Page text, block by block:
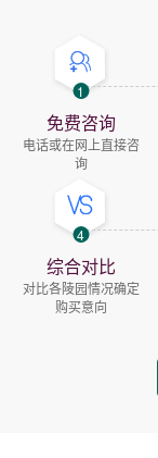
1
免费咨询
电话或在网上直接咨
询
4
综合对比
对比各陵园情况确定
购买意向